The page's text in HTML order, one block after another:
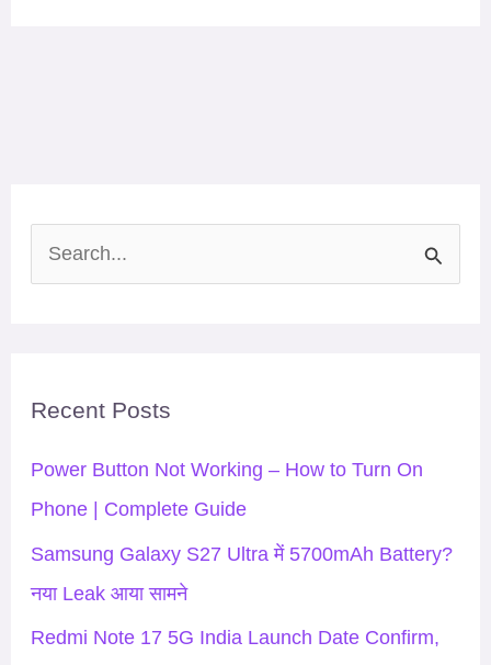
c
h
f
Recent Posts
Power Button Not Working – How to Turn On
Phone | Complete Guide
Samsung Galaxy S27 Ultra में 5700mAh Battery?
नया Leak आया सामने
Redmi Note 17 5G India Launch Date Confirm,